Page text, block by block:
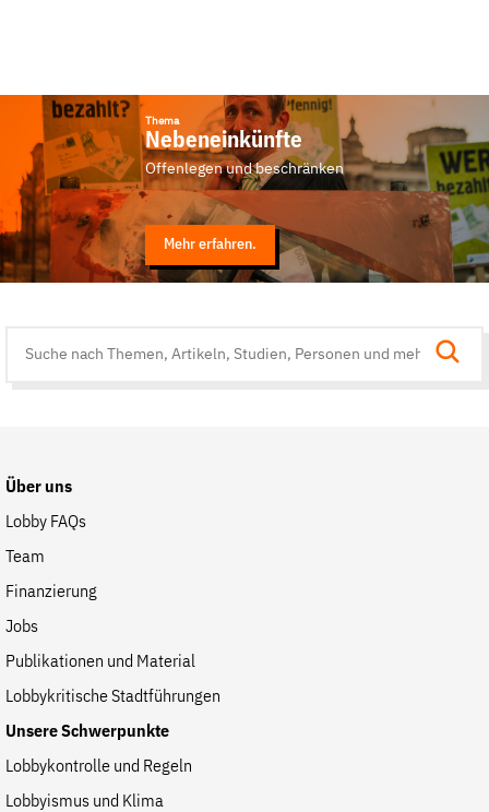
Thema
Nebeneinkünfte
Offenlegen und beschränken
Mehr erfahren.
Über uns
Lobby FAQs
Team
Finanzierung
Jobs
Publikationen und Material
Lobbykritische Stadtführungen
Unsere Schwerpunkte
Lobbykontrolle und Regeln
Lobbyismus und Klima